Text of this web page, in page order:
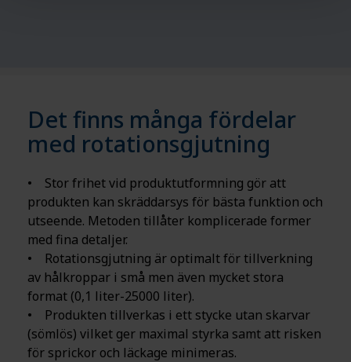
Det finns många fördelar
med rotationsgjutning
• Stor frihet vid produktutformning gör att
produkten kan skräddarsys för bästa funktion och
utseende. Metoden tillåter komplicerade former
med fina detaljer.
• Rotationsgjutning är optimalt för tillverkning
av hålkroppar i små men även mycket stora
format (0,1 liter-25000 liter).
• Produkten tillverkas i ett stycke utan skarvar
(sömlös) vilket ger maximal styrka samt att risken
för sprickor och läckage minimeras.